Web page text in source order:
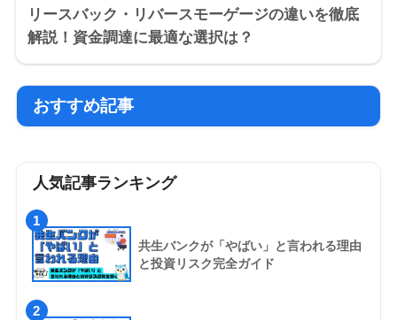
リースバック・リバースモーゲージの違いを徹底
解説！資金調達に最適な選択は？
おすすめ記事
人気記事ランキング
1
共生バンクが「やばい」と言われる理由
と投資リスク完全ガイド
2